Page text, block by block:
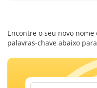
Encontre o seu novo
palavras-chave abaixo